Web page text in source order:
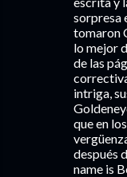
sorpresa
tomaron
lo mejor
de las
intriga,
que en
después
name is